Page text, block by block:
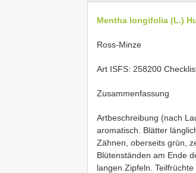
Mentha longifolia (L.)
Ross-Minze
Art ISFS: 258200
Zusammenfassung
Artbeschreibung (nach
aromatisch. Blätter
Zähnen, oberseits grün,
Blütenständen am Ende
langen Zipfeln. Teilfrüchte